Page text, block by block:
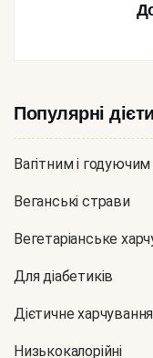
Популярні дієти
Вагітним і годуючим
Веганські страви
Вегетаріанське
Для діабетиків
Дієтичне харчування
Низькокалорійні